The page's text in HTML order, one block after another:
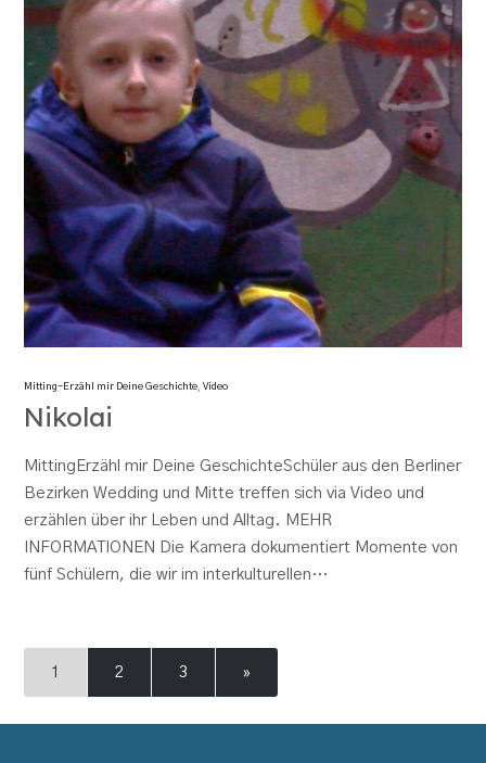
Mitting-Erzähl mir Deine Geschichte,Video
Nikolai
MittingErzähl mir Deine GeschichteSchüler aus den Berliner
Bezirken Wedding und Mitte treffen sich via Video und
erzählen über ihr Leben und Alltag. MEHR
INFORMATIONEN Die Kamera dokumentiert Momente von
fünf Schülern, die wir im interkulturellen…
1 2 3 »